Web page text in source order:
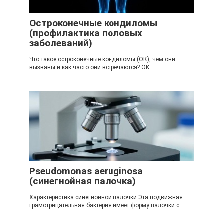
Остроконечные кондиломы
(профилактика половых
заболеваний)
Что такое остроконечные кондиломы (ОК), чем они
вызваны и как часто они встречаются? ОК
Pseudomonas aeruginosa
(синегнойная палочка)
Характеристика синегнойной палочки Эта подвижная
грамотрицательная бактерия имеет форму палочки с